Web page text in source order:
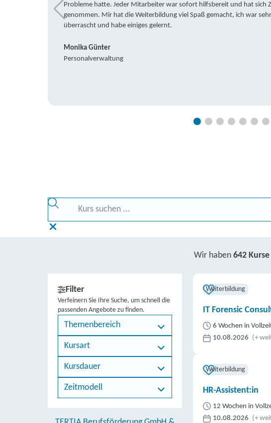
Probleme hatte. Jeder Mitarbeiter war sofort hilfsbereit und hat sich
genommen. Mir hat die Weiterbildung viel Spaß gemacht, ich war
überrascht und habe einiges gelernt.
Monika Günter
Personalverwaltung
Wir haben 642 Kurse
Filter
Verfeinern Sie Ihre Suche, um schnell die
passenden Angebote zu finden.
Themenbereich
Kursart
Kursdauer
Zeitmodell
Weiterbildung
IT Forensic
6 Wochen in
10.08.2026 (+
Weiterbildung
HR-Assistent:in
12 Wochen in
10.08.2026 (+